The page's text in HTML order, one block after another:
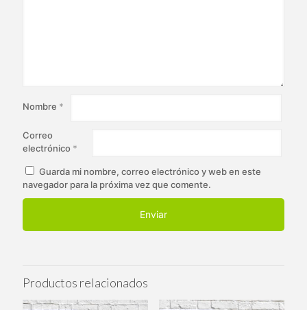
Nombre *
Correo
electrónico *
Guarda mi nombre, correo electrónico y web en este
navegador para la próxima vez que comente.
Productos relacionados